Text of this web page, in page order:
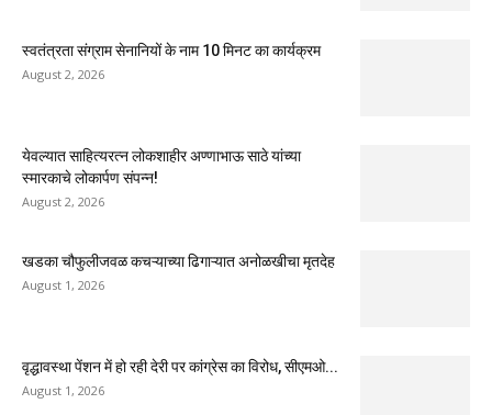
स्वतंत्रता संग्राम सेनानियों के नाम 10 मिनट का कार्यक्रम
August 2, 2026
येवल्यात साहित्यरत्न लोकशाहीर अण्णाभाऊ साठे यांच्या
स्मारकाचे लोकार्पण संपन्न!
August 2, 2026
खडका चौफुलीजवळ कचऱ्याच्या ढिगाऱ्यात अनोळखीचा मृतदेह
August 1, 2026
वृद्धावस्था पेंशन में हो रही देरी पर कांग्रेस का विरोध, सीएमओ...
August 1, 2026